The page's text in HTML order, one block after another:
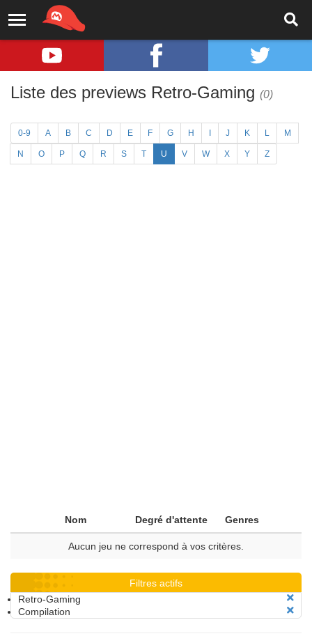
Liste des previews Retro-Gaming (0)
0-9 A B C D E F G H J K L M
N O P Q R S T U V W X Y Z
Nom Degré d'attente Genres
Aucun jeu ne correspond à vos critères.
Filtres actifs
Retro-Gaming
Compilation